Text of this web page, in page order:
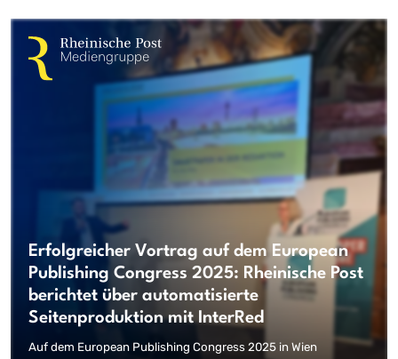
Erfolgreicher Vortrag auf dem European
Publishing Congress 2025: Rheinische Post
berichtet über automatisierte
Seitenproduktion mit InterRed
Auf dem European Publishing Congress 2025 in Wien